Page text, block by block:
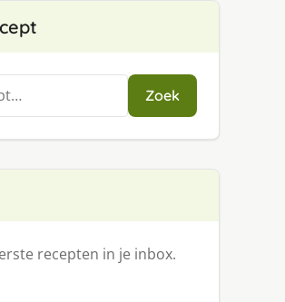
Zoek
recepten in je inbox.